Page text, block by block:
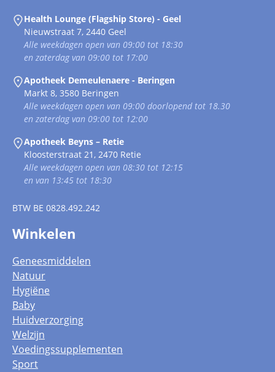
Health Lounge (Flagship Store) - Geel
Nieuwstraat 7, 2440 Geel
Alle weekdagen open van 09:00 tot 18:30
en zaterdag van 09:00 tot 17:00
Apotheek Demeulenaere - Beringen
Markt 8, 3580 Beringen
Alle weekdagen open van 09:00 doorlopend tot 18.30
en zaterdag van 09:00 tot 12:00
Apotheek Beyns – Retie
Kloosterstraat 21, 2470 Retie
Alle weekdagen open van 08:30 tot 12:15
en van 13:45 tot 18:30
BTW BE 0828.492.242
Winkelen
Geneesmiddelen
Natuur
Hygiëne
Baby
Huidverzorging
Welzijn
Voedingssupplementen
Sport